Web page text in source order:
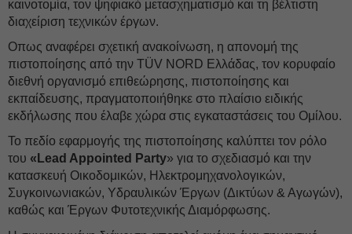
καινοτομία, τον ψηφιακό μετασχηματισμό και τη βέλτιστη
διαχείριση τεχνικών έργων.
Οπως αναφέρει σχετική ανακοίνωση, η απονομή της
πιστοποίησης από την TÜV NORD Ελλάδας, τον κορυφαίο
διεθνή οργανισμό επιθεώρησης, πιστοποίησης και
εκπαίδευσης, πραγματοποιήθηκε στο πλαίσιο ειδικής
εκδήλωσης που έλαβε χώρα στις εγκαταστάσεις του Ομίλου.
Το πεδίο εφαρμογής της πιστοποίησης καλύπτει τον ρόλο
του «Lead Appointed Party» για το σχεδιασμό και την
κατασκευή Οικοδομικών, Ηλεκτρομηχανολογικών,
Συγκοινωνιακών, Υδραυλικών Έργων (Δικτύων & Αγωγών),
καθώς και Έργων Φυτοτεχνικής Διαμόρφωσης.